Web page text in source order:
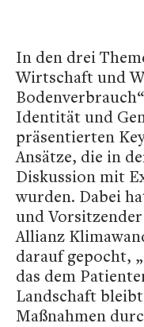
In den drei
Wirtschaft und
Identität und
präsentierten
Ansätze, die in
Diskussion mit
wurden. Dabei
und
Allianz
darauf gepocht,
das dem
Landschaft
Maßnahmen